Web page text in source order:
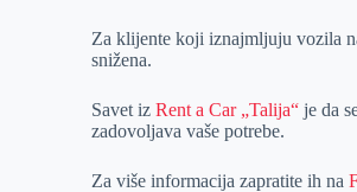
Za klijente koji iznajmljuju vozila
snižena.
Savet izRent a Car „Talija“ je da
zadovoljava vaše potrebe.
Za više informacija zapratite ih na